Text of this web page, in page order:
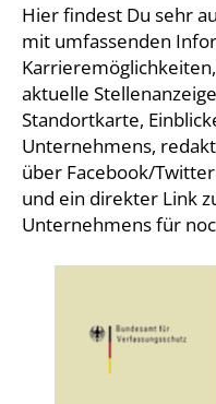
Hier findest Du sehr
mit umfassenden
aktuelle
Standortkarte,
Unternehmens,
über Facebook/
und ein direkter Link
Unternehmens für